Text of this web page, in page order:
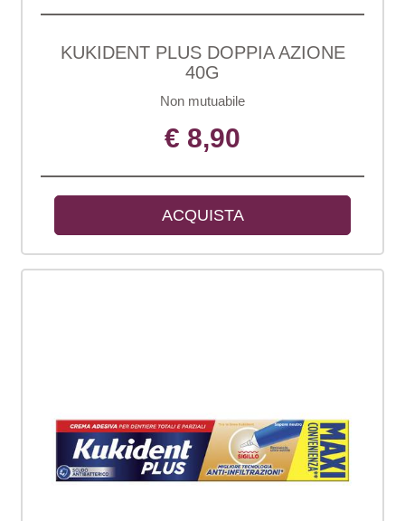
KUKIDENT PLUS DOPPIA AZIONE
40G
Non mutuabile
€ 8,90
ACQUISTA